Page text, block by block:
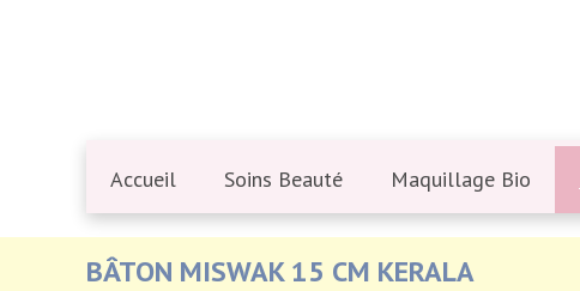
Accueil Soins Beauté Maquillage Bio
BÂTON MISWAK 15 CM KERALA